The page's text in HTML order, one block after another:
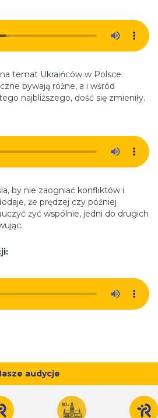
temat Ukraińców w Polsce.
bywają różne, a i wśród
najbliższego, dość się zmieniły.
by nie zaogniać konfliktów i
że prędzej czy później
żyć wspólnie, jedni do drugich
audycje